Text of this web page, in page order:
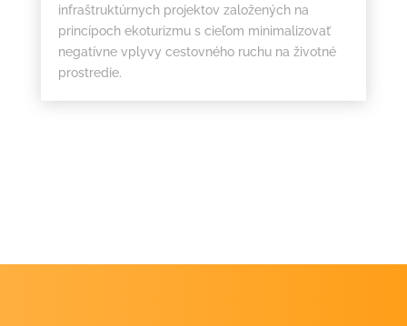
infraštruktúrnych projektov založených na
princípoch ekoturizmu s cieľom minimalizovať
negatívne vplyvy cestovného ruchu na životné
prostredie.